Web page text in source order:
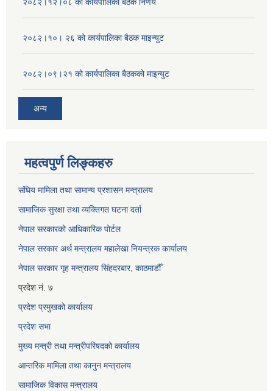
२०८२।१२।०८ को कार्यपालिका बैठक निर्णय
२०८२।१०। २६ को कार्यपालिका बैठक माइन्युट
२०८२।०९।२१ को कार्यपालिका बैठकको माइन्युट
अन्य
महत्वपुर्ण लिङ्कहरु
संघिय मामिला तथा सामान्य प्रशासन मन्त्रालय
सामाजिक सुरक्षा तथा व्यक्तिगत घटना दर्ता
नेपाल सरकारको आधिकारिक पोर्टल
नेपाल सरकार अर्थ मन्त्रालय महालेखा नियन्त्रक कार्यालय
नेपाल सरकार गृह मन्त्रालय सिंहदरबार, काठमाडौँ
प्रदेश नं. ७
प्रदेश प्रमुखको कार्यालय
प्रदेश सभा
मुख्य मन्त्री तथा मन्त्रीपरिषदको कार्यालय
आन्तरिक मामिला तथा कानुन मन्त्रालय
सामाजिक विकास मन्त्रालय